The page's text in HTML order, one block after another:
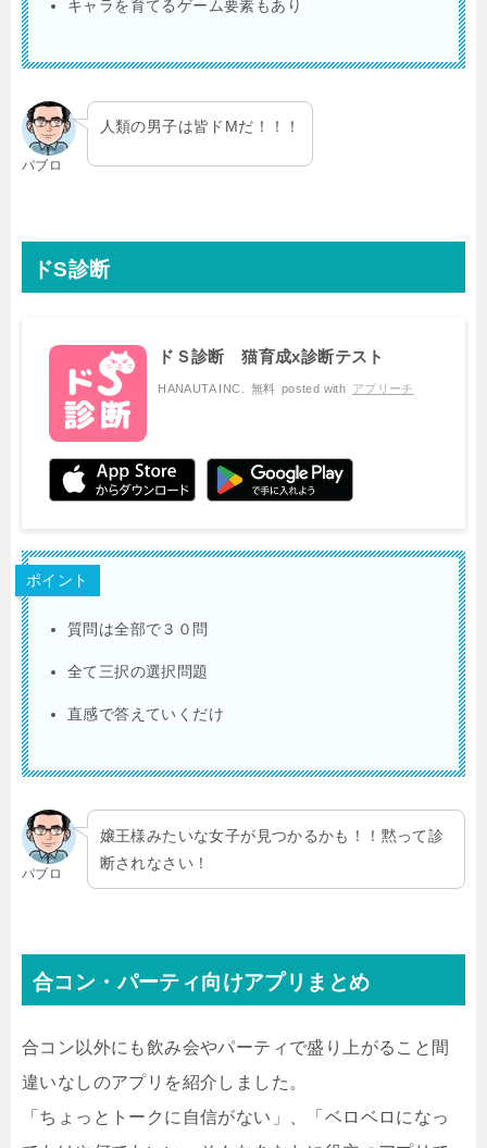
キャラを育てるゲーム要素もあり
パブロ
人類の男子は皆ドMだ！！！
ドS診断
ドＳ診断 猫育成x診断テスト
HANAUTA INC. 無料 posted with アプリーチ
ポイント
質問は全部で３０問
全て三択の選択問題
直感で答えていくだけ
パブロ
嬢王様みたいな女子が見つかるかも！！黙って診
断されなさい！
合コン・パーティ向けアプリまとめ
合コン以外にも飲み会やパーティで盛り上がること間
違いなしのアプリを紹介しました。
「ちょっとトークに自信がない」、「ベロベロになっ